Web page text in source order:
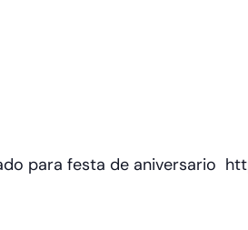
para festa de aniversario